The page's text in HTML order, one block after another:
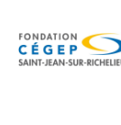
principal